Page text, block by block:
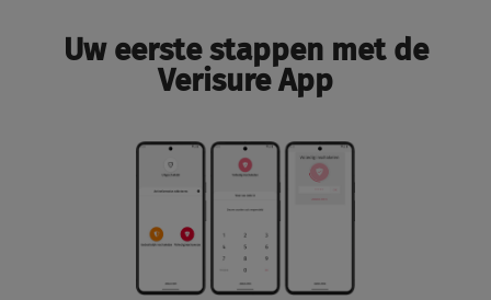
Uw eerste stappen met de
Verisure App